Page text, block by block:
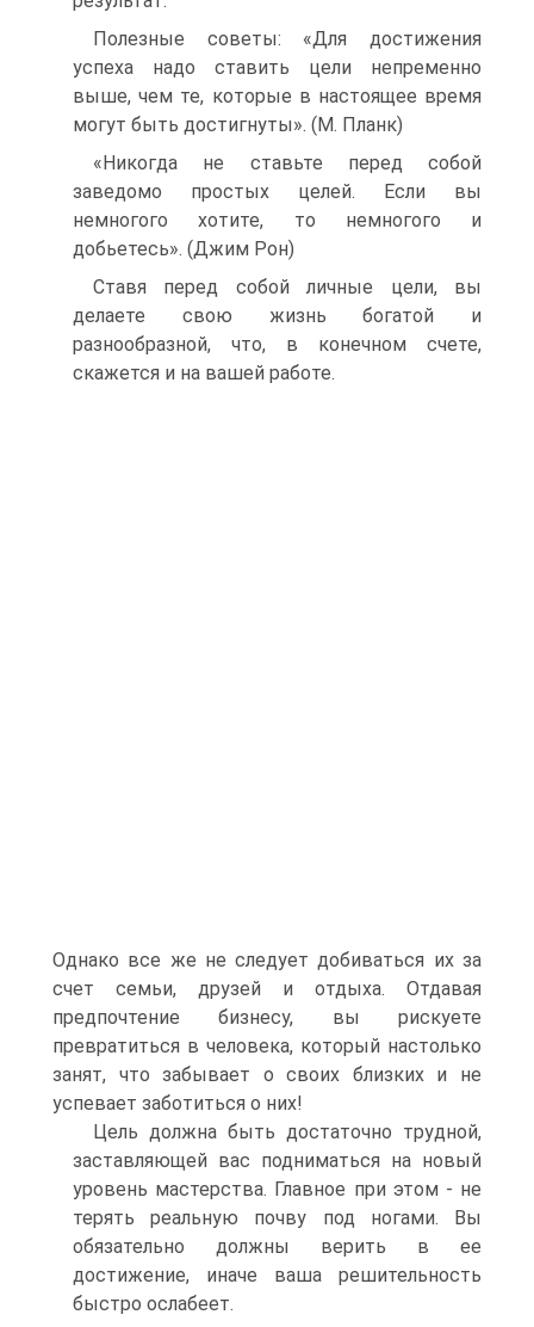
Полезные советы: «Для достижения
успеха надо ставить цели непременно
выше, чем те, которые в настоящее время
могут быть достигнуты». (М. Планк)
«Никогда не ставьте перед собой
заведомо простых целей. Если вы
немногого хотите, то немногого и
добьетесь». (Джим Рон)
Ставя перед собой личные цели, вы
делаете свою жизнь богатой и
разнообразной, что, в конечном счете,
скажется и на вашей работе.
Однако все же не следует добиваться их за
счет семьи, друзей и отдыха. Отдавая
предпочтение бизнесу, вы рискуете
превратиться в человека, который настолько
занят, что забывает о своих близких и не
успевает заботиться о них!
Цель должна быть достаточно трудной,
заставляющей вас подниматься на новый
уровень мастерства. Главное при этом - не
терять реальную почву под ногами. Вы
обязательно должны верить в ее
достижение, иначе ваша решительность
быстро ослабеет.